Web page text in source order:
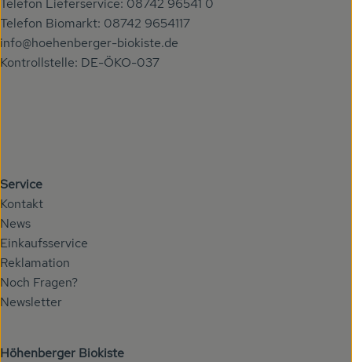
Telefon Biomarkt: 08742 9654117
info@hoehenberger-biokiste.de
Kontrollstelle: DE-ÖKO-037
Service
Kontakt
News
Einkaufsservice
Reklamation
Noch Fragen?
Newsletter
Höhenberger Biokiste